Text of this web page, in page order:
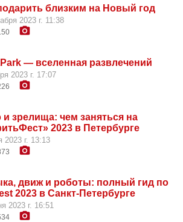
близким на Новый год
2023 г. 11:38
— вселенная развлечений
2023 г. 17:07
и зрелища: чем заняться на
2023 в Петербурге
2023 г. 13:13
движ и роботы: полный гид по
2023 в Санкт-Петербурге
2023 г. 16:51